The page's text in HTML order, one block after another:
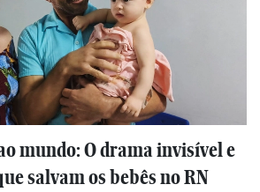
mundo: O drama invisível e
salvam os bebês no RN